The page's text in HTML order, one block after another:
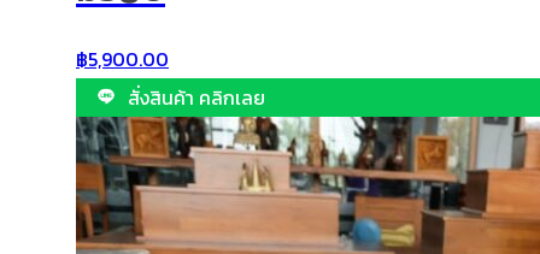
฿5,900.00
สั่งสินค้า คลิกเลย